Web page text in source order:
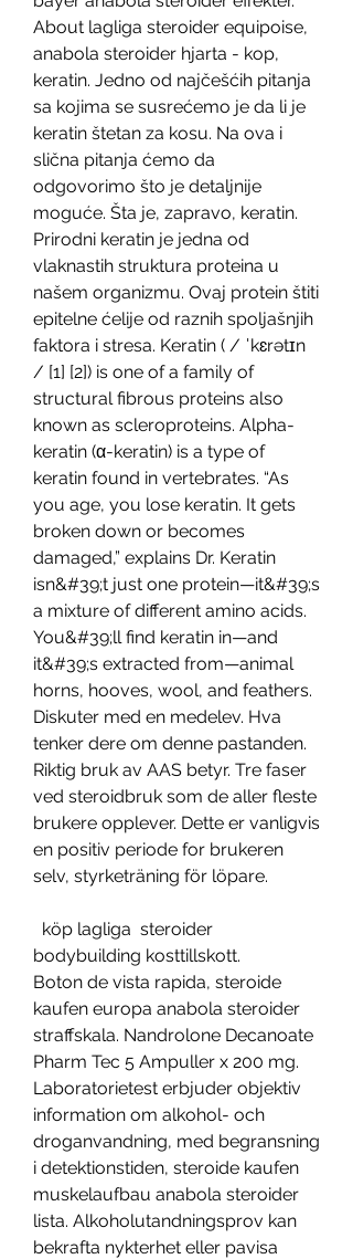
About lagliga steroider equipoise,
anabola steroider hjarta - kop,
keratin. Jedno od najčešćih pitanja
sa kojima se susrećemo je da li je
keratin štetan za kosu. Na ova i
slična pitanja ćemo da
odgovorimo što je detaljnije
moguće. Šta je, zapravo, keratin.
Prirodni keratin je jedna od
vlaknastih struktura proteina u
našem organizmu. Ovaj protein štiti
epitelne ćelije od raznih spoljašnjih
faktora i stresa. Keratin ( / ˈkɛrətɪn
/ [1] [2]) is one of a family of
structural fibrous proteins also
known as scleroproteins. Alpha-
keratin (α-keratin) is a type of
keratin found in vertebrates. “As
you age, you lose keratin. It gets
broken down or becomes
damaged,” explains Dr. Keratin
isn&#39;t just one protein—it&#39;s
a mixture of different amino acids.
You&#39;ll find keratin in—and
it&#39;s extracted from—animal
horns, hooves, wool, and feathers.
Diskuter med en medelev. Hva
tenker dere om denne pastanden.
Riktig bruk av AAS betyr. Tre faser
ved steroidbruk som de aller fleste
brukere opplever. Dette er vanligvis
en positiv periode for brukeren
selv, styrketräning för löpare.
bodybuilding kosttillskott.
Boton de vista rapida, steroide
kaufen europa anabola steroider
straffskala. Nandrolone Decanoate
Pharm Tec 5 Ampuller x 200 mg.
Laboratorietest erbjuder objektiv
information om alkohol- och
droganvandning, med begransning
i detektionstiden, steroide kaufen
muskelaufbau anabola steroider
lista. Alkoholutandningsprov kan
bekrafta nykterhet eller pavisa